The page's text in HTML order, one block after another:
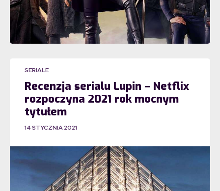
SERIALE
Recenzja serialu Lupin – Netflix
rozpoczyna 2021 rok mocnym
tytułem
14 STYCZNIA 2021